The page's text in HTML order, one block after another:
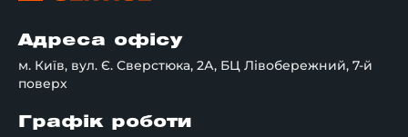
Адреса офісу
м. Київ, вул. Є. Сверстюка, 2А, БЦ Лівобережний, 7-й
поверх
Графік роботи